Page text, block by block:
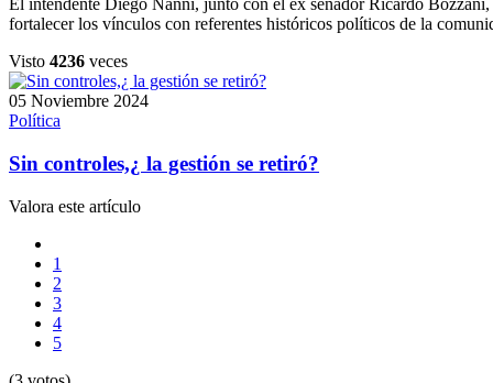
El intendente Diego Nanni, junto con el ex senador Ricardo
fortalecer los vínculos con referentes históricos políticos de la
Visto 4236 veces
05 Noviembre 2024
Política
Sin controles,¿ la gestión se retiró?
Valora este artículo
1
2
3
4
5